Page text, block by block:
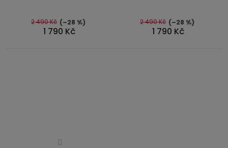
5
hvězdiček.
1 790 Kč
2 490 Kč (–28 %)
1 790 Kč
2 490 Kč (–28 %)
Průměrné